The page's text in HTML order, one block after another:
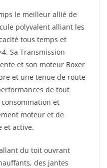
le meilleur allié de
polyvalent alliant les
tous temps et
Sa Transmission
et son moteur Boxer
et une tenue de route
de tout
et
moteur et de
et active.
du toit ouvrant
des jantes